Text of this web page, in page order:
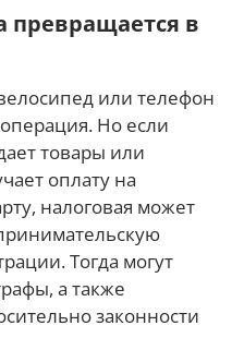
превращается в
или телефон
Но если
товары или
оплату на
налоговая может
Тогда могут
а также
законности